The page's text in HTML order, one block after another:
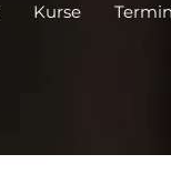
Kurse